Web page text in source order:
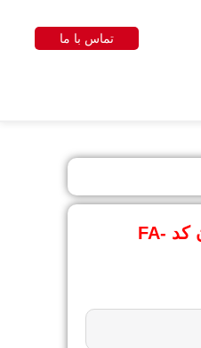
تماس با ما
روکش وکیوم هایگلاس طرح سنگ لاشتر روشن آرمان کد FA-